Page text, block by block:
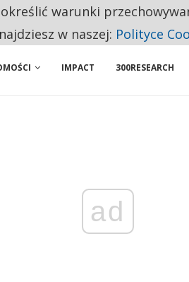
NA PODSTAWOWE ZAKUPY
IMPACT 300RESEARCH
ad
warunki
w naszej: Polityce